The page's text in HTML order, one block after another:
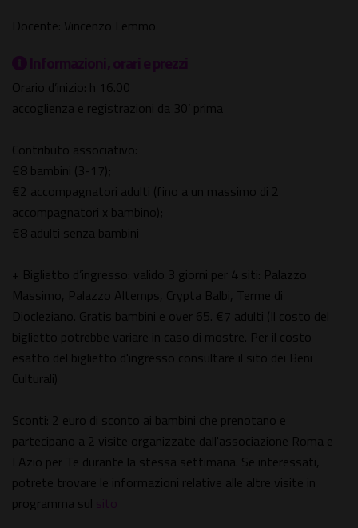
Docente: Vincenzo Lemmo
Informazioni, orari e prezzi
Orario d’inizio: h 16.00
accoglienza e registrazioni da 30’ prima
Contributo associativo:
€8 bambini (3-17);
€2 accompagnatori adulti (fino a un massimo di 2
accompagnatori x bambino);
€8 adulti senza bambini
+ Biglietto d’ingresso: valido 3 giorni per 4 siti: Palazzo
Massimo, Palazzo Altemps, Crypta Balbi, Terme di
Diocleziano. Gratis bambini e over 65. €7 adulti (Il costo del
biglietto potrebbe variare in caso di mostre. Per il costo
esatto del biglietto d'ingresso consultare il sito dei Beni
Culturali)
Sconti: 2 euro di sconto ai bambini che prenotano e
partecipano a 2 visite organizzate dall'associazione Roma e
LAzio per Te durante la stessa settimana. Se interessati,
potrete trovare le informazioni relative alle altre visite in
programma sul sito